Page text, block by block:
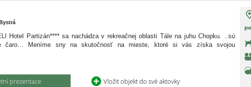
Hotel Partizán**** sa nachádza v rekreačnej oblasti Tále na juhu Chopku. ..sú
čaro… Meníme sny na skutočnosť na mieste, ktoré si vás získa svojou
prezentace Vložit objekt do své aktovky